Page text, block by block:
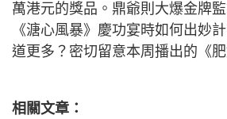
萬港元的獎品。鼎爺則大爆金牌
《溏心風暴》慶功宴時如何出妙
道更多？密切留意本周播出的《
相關文章：